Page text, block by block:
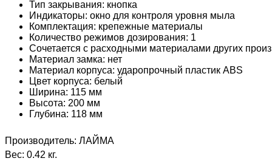
Тип закрывания: кнопка
Индикаторы: окно для контроля уровня мыла
Комплектация: крепежные материалы
Количество режимов дозирования: 1
Сочетается с расходными материалами других
Материал замка: нет
Материал корпуса: ударопрочный пластик ABS
Цвет корпуса: белый
Ширина: 115 мм
Высота: 200 мм
Глубина: 118 мм
Производитель: ЛАЙМА
Вес: 0.42 кг.